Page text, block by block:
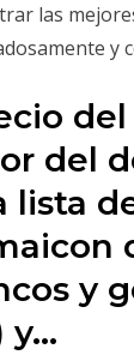
las
y
del
lista
y
y…